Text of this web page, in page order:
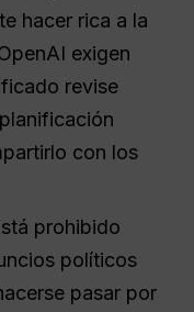
hacer rica a la
exigen
revise
con los
prohibido
políticos
pasar por